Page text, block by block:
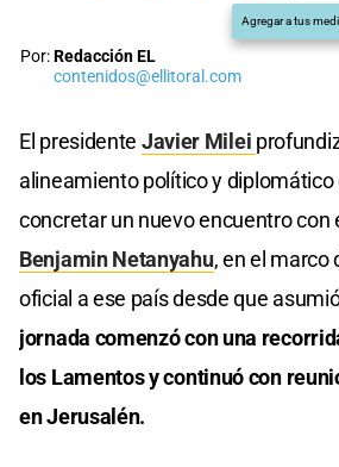
Agregar a tus
Por:Redacción EL
contenidos@ellitoral.com
El presidente Javier Milei
alineamiento político y diplomático
concretar un nuevo encuentro con
Benjamin Netanyahu, en el marco
oficial a ese país desde que
jornada comenzó con una
los Lamentos y continuó con
en Jerusalén.